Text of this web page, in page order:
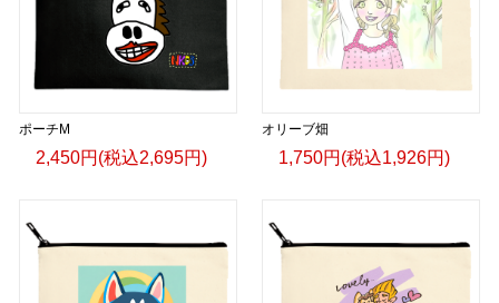
ポーチM
2,450円(税込2,695円)
オリーブ畑
1,750円(税込1,926円)